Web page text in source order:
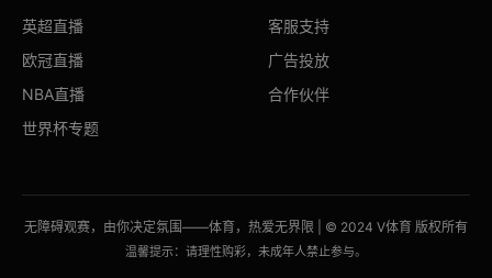
英超直播
欧冠直播
NBA直播
世界杯专题
客服支持
广告投放
合作伙伴
无障碍观赛，由你决定氛围——体育，热爱无界限 | © 2024 V体育 版权所有
温馨提示：请理性购彩，未成年人禁止参与。